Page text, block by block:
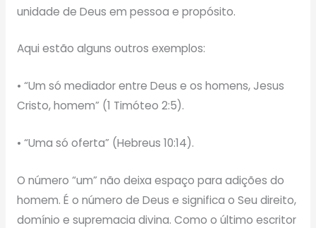
unidade de Deus em pessoa e propósito.
Aqui estão alguns outros exemplos:
• “Um só mediador entre Deus e os homens, Jesus
Cristo, homem” (1 Timóteo 2:5).
• “Uma só oferta” (Hebreus 10:14).
O número “um” não deixa espaço para adições do
homem. É o número de Deus e significa o Seu direito,
domínio e supremacia divina. Como o último escritor